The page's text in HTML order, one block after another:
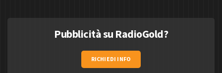
Pubblicità su RadioGold?
RICHIEDI INFO